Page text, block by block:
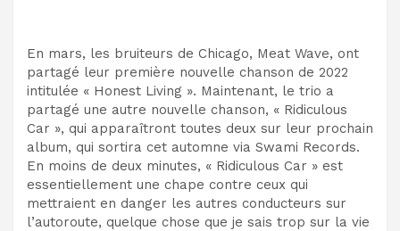
En mars, les bruiteurs de Chicago, Meat Wave, ont
partagé leur première nouvelle chanson de 2022
intitulée « Honest Living ». Maintenant, le trio a
partagé une autre nouvelle chanson, « Ridiculous
Car », qui apparaîtront toutes deux sur leur prochain
album, qui sortira cet automne via Swami Records.
En moins de deux minutes, « Ridiculous Car » est
essentiellement une chape contre ceux qui
mettraient en danger les autres conducteurs sur
l’autoroute, quelque chose que je sais trop sur la vie